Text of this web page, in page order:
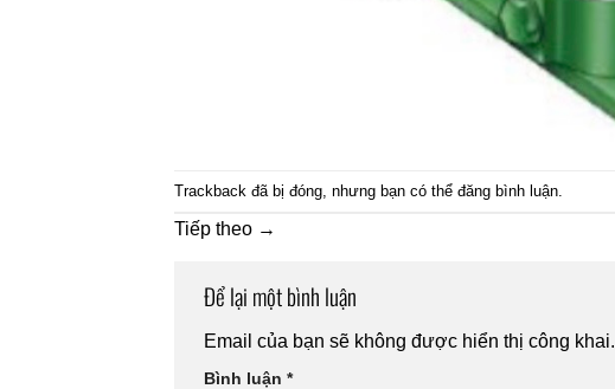
Trackback đã bị đóng, nhưng bạn có thể đăng bình luận
Tiếp theo →
Để lại một bình luận
Email của bạn sẽ không được hiển thị công khai.
Bình luận *